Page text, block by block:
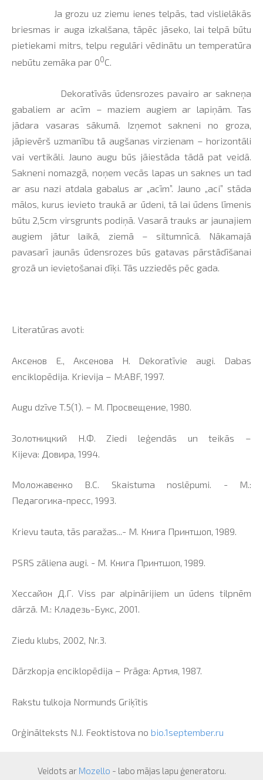
Ja grozu uz ziemu ienes telpās, tad vislielākās
briesmas ir auga izkalšana, tāpēc jāseko, lai telpā būtu
pietiekami mitrs, telpu regulāri vēdinātu un temperatūra
nebūtu zemāka par 00C.
Dekoratīvās ūdensrozes pavairo ar sakneņa
gabaliem ar acīm – maziem augiem ar lapiņām. Tas
jādara vasaras sākumā. Izņemot sakneni no groza,
jāpievērš uzmanību tā augšanas virzienam – horizontāli
vai vertikāli. Jauno augu būs jāiestāda tādā pat veidā.
Sakneni nomazgā, noņem vecās lapas un saknes un tad
ar asu nazi atdala gabalus ar „acīm”. Jauno „aci” stāda
mālos, kurus ievieto traukā ar ūdeni, tā lai ūdens līmenis
būtu 2,5cm virsgrunts podiņā. Vasarā trauks ar jaunajiem
augiem jātur laikā, ziemā – siltumnīcā. Nākamajā
pavasarī jaunās ūdensrozes būs gatavas pārstādīšanai
grozā un ievietošanai dīķi. Tās uzziedēs pēc gada.
Literatūras avoti:
Аксенов Е., Аксенова Н. Dekoratīvie augi. Dabas
enciklopēdija. Krievija – M:ABF, 1997.
Augu dzīve T.5(1). – M. Просвещение, 1980.
Золотницкий Н.Ф. Ziedi leģendās un teikās –
Kijeva: Довира, 1994.
Моложавенко В.С. Skaistuma noslēpumi. - М.:
Педагогика-пресс, 1993.
Krievu tauta, tās paražas...- М. Книга Принтшоп, 1989.
PSRS zāliena augi. - М. Книга Принтшоп, 1989.
Хессайон Д.Г. Viss par alpinārijiem un ūdens tilpnēm
dārzā. М.: Кладезь-Букс, 2001.
Ziedu klubs, 2002, Nr.3.
Dārzkopja enciklopēdija – Prāga: Артия, 1987.
Rakstu tulkoja Normunds Griķītis
Orģinālteksts N.J. Feoktistova no bio.1september.ru
Veidots ar Mozello - labo mājas lapu ģeneratoru.